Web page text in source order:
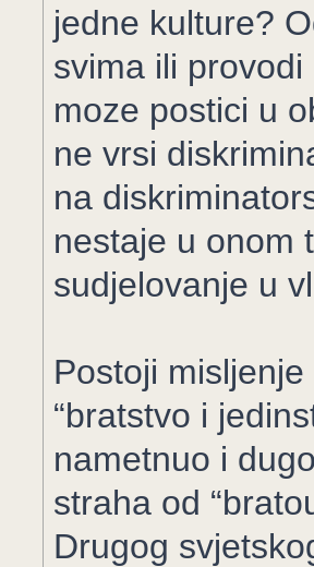
jedne kulture?
svima ili
moze postici u
ne vrsi
na
nestaje u onom
sudjelovanje u
Postoji
“bratstvo i
nametnuo i
straha od
Drugog